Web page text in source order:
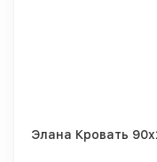
Элана Кровать